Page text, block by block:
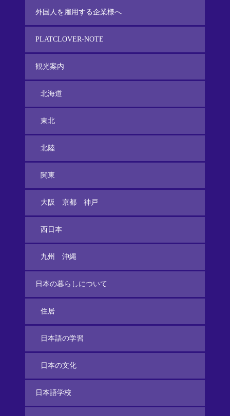
外国人を雇用する企業様へ
PLATCLOVER-NOTE
観光案内
北海道
東北
北陸
関東
大阪 京都 神戸
西日本
九州 沖縄
日本の暮らしについて
住居
日本語の学習
日本の文化
日本語学校